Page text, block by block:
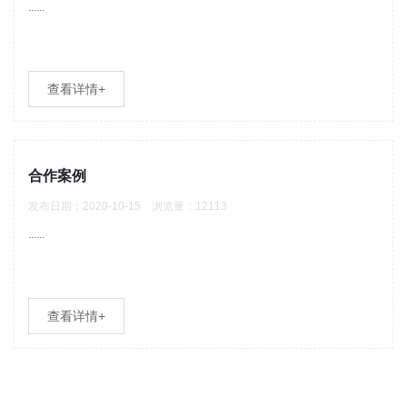
......
查看详情+
合作案例
发布日期：2020-10-15 浏览量：12113
......
查看详情+